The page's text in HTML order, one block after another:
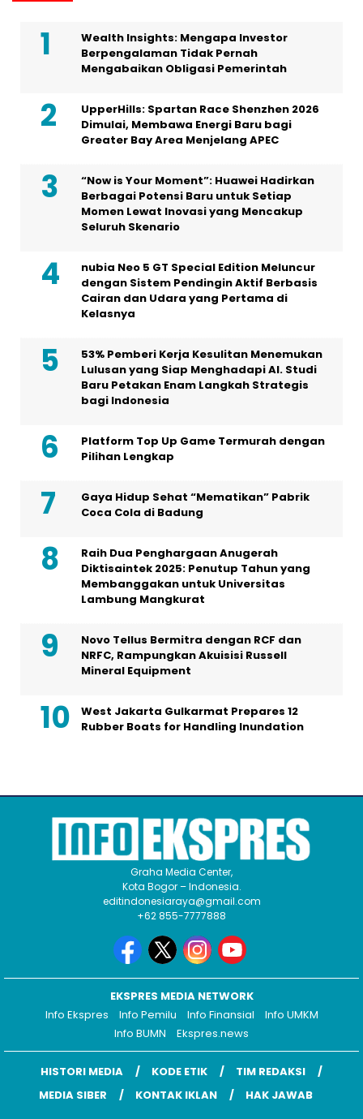
Wealth Insights: Mengapa Investor
Berpengalaman Tidak Pernah
Mengabaikan Obligasi Pemerintah
UpperHills: Spartan Race Shenzhen 2026
Dimulai, Membawa Energi Baru bagi
Greater Bay Area Menjelang APEC
“Now is Your Moment”: Huawei Hadirkan
Berbagai Potensi Baru untuk Setiap
Momen Lewat Inovasi yang Mencakup
Seluruh Skenario
nubia Neo 5 GT Special Edition Meluncur
dengan Sistem Pendingin Aktif Berbasis
Cairan dan Udara yang Pertama di
Kelasnya
53% Pemberi Kerja Kesulitan Menemukan
Lulusan yang Siap Menghadapi AI. Studi
Baru Petakan Enam Langkah Strategis
bagi Indonesia
Platform Top Up Game Termurah dengan
Pilihan Lengkap
Gaya Hidup Sehat “Mematikan” Pabrik
Coca Cola di Badung
Raih Dua Penghargaan Anugerah
Diktisaintek 2025: Penutup Tahun yang
Membanggakan untuk Universitas
Lambung Mangkurat
Novo Tellus Bermitra dengan RCF dan
NRFC, Rampungkan Akuisisi Russell
Mineral Equipment
West Jakarta Gulkarmat Prepares 12
Rubber Boats for Handling Inundation
Graha Media Center,
Kota Bogor – Indonesia.
editindonesiaraya@gmail.com
+62 855-7777888
EKSPRES MEDIA NETWORK
Info Ekspres
Info Pemilu Info Finansial
Info UMKM
Info BUMN
Ekspres.news
HISTORI MEDIA KODE ETIK
TIM REDAKSI
MEDIA SIBER
KONTAK IKLAN HAK JAWAB